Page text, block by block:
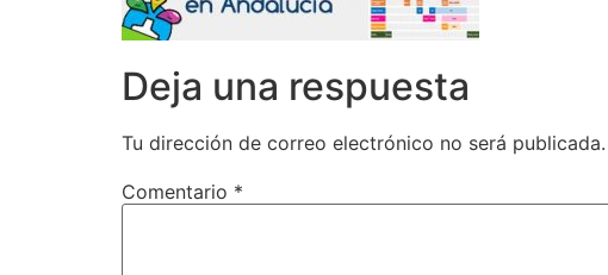
Deja una respuesta
Tu dirección de correo electrónico no será publicada.
Comentario *